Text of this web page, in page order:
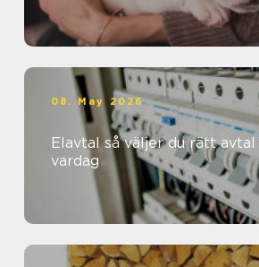
08. May 2026
Elavtal så väljer du rätt avtal för din
vardag